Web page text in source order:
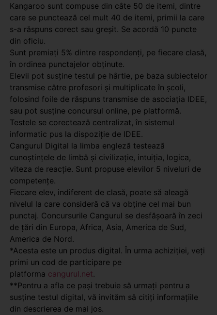
Kangaroo sunt compuse din câte 50 de itemi, dintre
care se punctează cel mult 40 de itemi, primii la care
s-a răspuns corect sau greşit. Se acordă 10 puncte
din oficiu.
Sunt premiați 5% dintre respondenți, pe fiecare clasă,
în ordinea punctajelor obținute.
Elevii pot susține testul pe hârtie, pe baza subiectelor
transmise către profesori și multiplicate în școli,
folosind foile de răspuns transmise de asociația IDEE,
sau pot susține concursul online, pe platformă.
Testele se corectează centralizat, în sistemul
informatic pus la dispoziție de IDEE.
Cangurul Digital la limba engleză testează
cunoștințele de limbă și civilizație, intuiția, logica,
viteza de reacție. Sunt propuse elevilor 5 niveluri de
competenţe.
Fiecare elev, indiferent de clasă, poate să aleagă
nivelul la care consideră că va obţine cel mai bun
punctaj. Concursurile Cangurul se desfășoară în zeci
de țări din Europa, Africa, Asia, America de Sud,
America de Nord.
*Acesta este un produs digital. În urma achiziției, veți
primi un cod de participare pe
platforma cangurul.net.
**Pentru a afla ce pași trebuie să urmați pentru a
susține testul digital, vă invităm să citiți informațiile
din descrierea de mai jos.